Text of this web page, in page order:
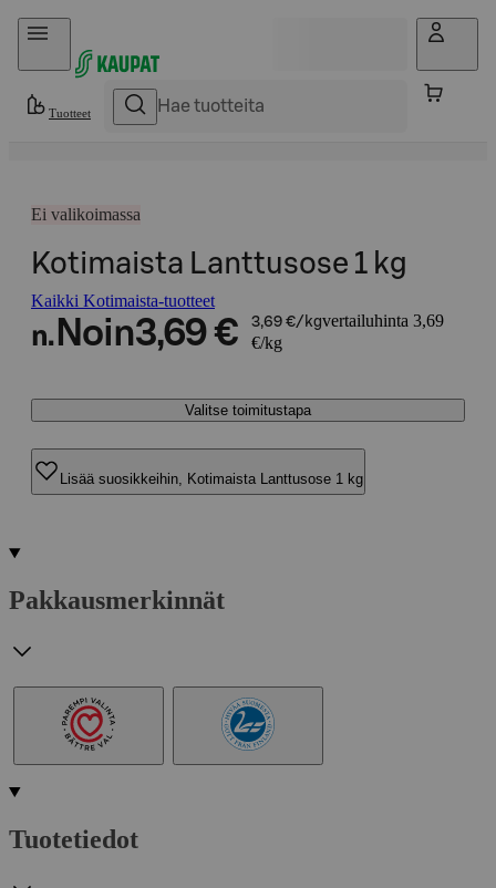
Hyppää sisältöön
Tuotteet
Ei valikoimassa
Kotimaista Lanttusose 1 kg
Kaikki Kotimaista-tuotteet
n. Noin3,69 € 3,69 €/kgvertailuhinta 3,69
€/kg
Valitse toimitustapa
Lisää suosikkeihin, Kotimaista Lanttusose 1 kg
Pakkausmerkinnät
Tuotetiedot